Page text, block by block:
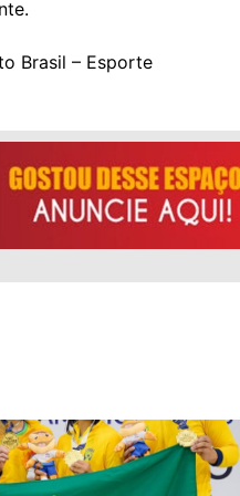
Brasil – Esporte